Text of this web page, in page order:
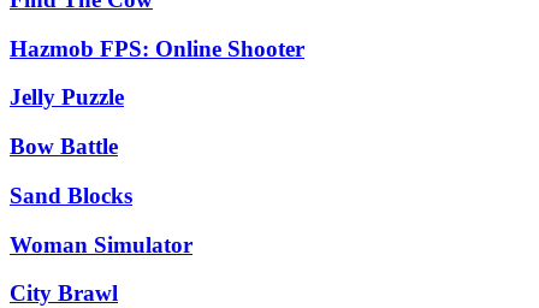
Hazmob FPS: Online Shooter
Jelly Puzzle
Bow Battle
Sand Blocks
Woman Simulator
City Brawl